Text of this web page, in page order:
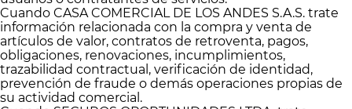
Cuando CASA COMERCIAL DE LOS ANDES S.A.S. trate
información relacionada con la compra y venta de
artículos de valor, contratos de retroventa, pagos,
obligaciones, renovaciones, incumplimientos,
trazabilidad contractual, verificación de identidad,
prevención de fraude o demás operaciones propias de
su actividad comercial.